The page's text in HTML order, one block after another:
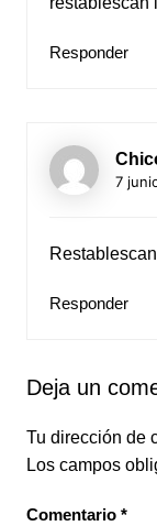
Responder
7
Responder
Deja un
Tu dirección de
Los campos
Comentario *